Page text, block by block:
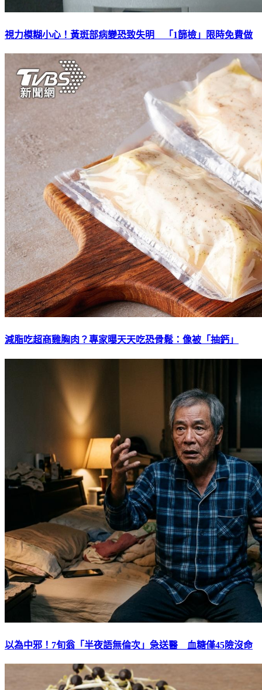
視力模糊小心！黃斑部病變恐致失明 「1篩檢」限時免費做
減脂吃超商雞胸肉？專家曝天天吃恐骨鬆：像被「抽鈣」
以為中邪！7旬翁「半夜語無倫次」急送醫 血糖僅45險沒命